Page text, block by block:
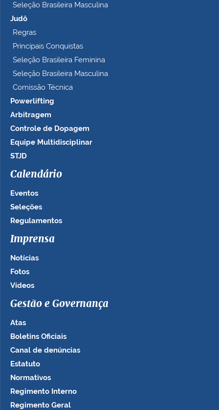
Seleção Brasileira Masculina
Judô
Regras
Principais Conquistas
Seleção Brasileira Feminina
Seleção Brasileira Masculina
Comissão Técnica
Powerlifting
Arbitragem
Controle de Dopagem
Equipe Multidisciplinar
STJD
Calendário
Eventos
Seleções
Regulamentos
Imprensa
Notícias
Fotos
Vídeos
Gestão e Governança
Atas
Boletins Oficiais
Canal de denúncias
Estatuto
Normativos
Regimento Interno
Regimento Geral